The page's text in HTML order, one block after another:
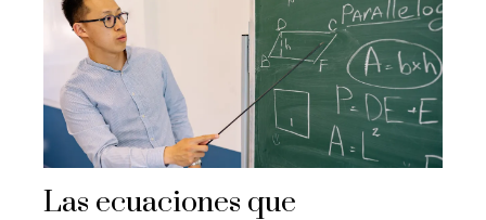
Las ecuaciones que